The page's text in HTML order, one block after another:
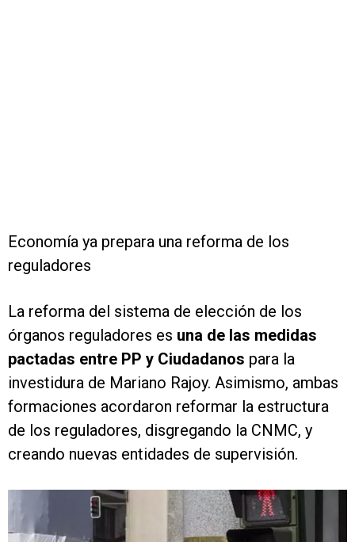
Economía ya prepara una reforma de los
reguladores
La reforma del sistema de elección de los
órganos reguladores es una de las medidas
pactadas entre PP y Ciudadanos para la
investidura de Mariano Rajoy. Asimismo, ambas
formaciones acordaron reformar la estructura
de los reguladores, disgregando la CNMC, y
creando nuevas entidades de supervisión.